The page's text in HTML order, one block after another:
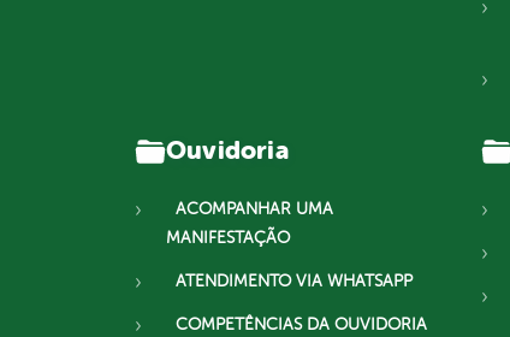
Ouvidoria
ACOMPANHAR UMA
MANIFESTAÇÃO
ATENDIMENTO VIA WHATSAPP
COMPETÊNCIAS DA OUVIDORIA